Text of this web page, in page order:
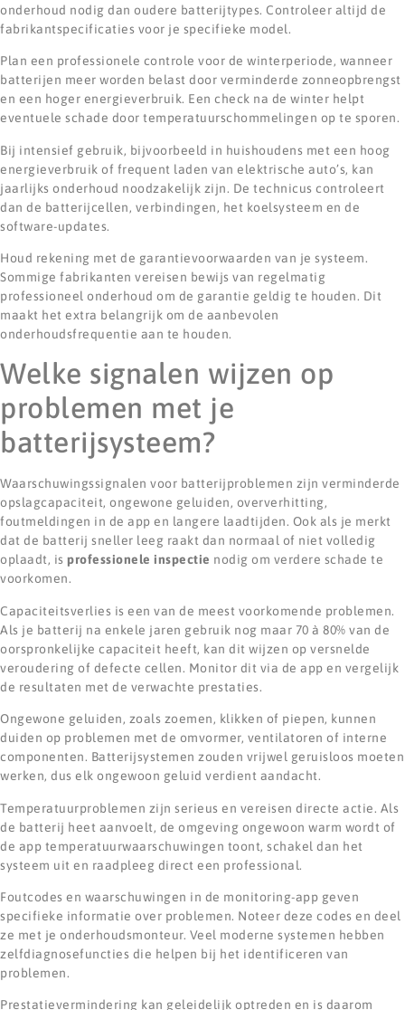
onderhoud nodig dan oudere batterijtypes. Controleer altijd de
fabrikantspecificaties voor je specifieke model.
Plan een professionele controle voor de winterperiode, wanneer
batterijen meer worden belast door verminderde zonneopbrengst
en een hoger energieverbruik. Een check na de winter helpt
eventuele schade door temperatuurschommelingen op te sporen.
Bij intensief gebruik, bijvoorbeeld in huishoudens met een hoog
energieverbruik of frequent laden van elektrische auto’s, kan
jaarlijks onderhoud noodzakelijk zijn. De technicus controleert
dan de batterijcellen, verbindingen, het koelsysteem en de
software-updates.
Houd rekening met de garantievoorwaarden van je systeem.
Sommige fabrikanten vereisen bewijs van regelmatig
professioneel onderhoud om de garantie geldig te houden. Dit
maakt het extra belangrijk om de aanbevolen
onderhoudsfrequentie aan te houden.
Welke signalen wijzen op
problemen met je
batterijsysteem?
Waarschuwingssignalen voor batterijproblemen zijn verminderde
opslagcapaciteit, ongewone geluiden, oververhitting,
foutmeldingen in de app en langere laadtijden. Ook als je merkt
dat de batterij sneller leeg raakt dan normaal of niet volledig
oplaadt, is professionele inspectie nodig om verdere schade te
voorkomen.
Capaciteitsverlies is een van de meest voorkomende problemen.
Als je batterij na enkele jaren gebruik nog maar 70 à 80% van de
oorspronkelijke capaciteit heeft, kan dit wijzen op versnelde
veroudering of defecte cellen. Monitor dit via de app en vergelijk
de resultaten met de verwachte prestaties.
Ongewone geluiden, zoals zoemen, klikken of piepen, kunnen
duiden op problemen met de omvormer, ventilatoren of interne
componenten. Batterijsystemen zouden vrijwel geruisloos moeten
werken, dus elk ongewoon geluid verdient aandacht.
Temperatuurproblemen zijn serieus en vereisen directe actie. Als
de batterij heet aanvoelt, de omgeving ongewoon warm wordt of
de app temperatuurwaarschuwingen toont, schakel dan het
systeem uit en raadpleeg direct een professional.
Foutcodes en waarschuwingen in de monitoring-app geven
specifieke informatie over problemen. Noteer deze codes en deel
ze met je onderhoudsmonteur. Veel moderne systemen hebben
zelfdiagnosefuncties die helpen bij het identificeren van
problemen.
Prestatievermindering kan geleidelijk optreden en is daarom